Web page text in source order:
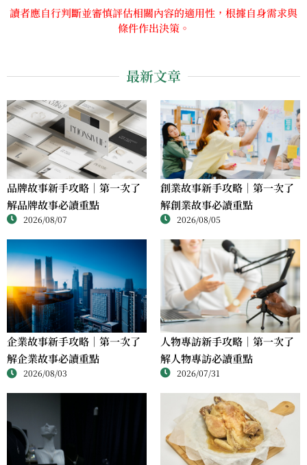
讀者應自行判斷並審慎評估相關內容的適用性，根據自身需求與
條件作出決策。
最新文章
品牌故事新手攻略｜第一次了
解品牌故事必讀重點
2026/08/07
創業故事新手攻略｜第一次了
解創業故事必讀重點
2026/08/05
企業故事新手攻略｜第一次了
解企業故事必讀重點
2026/08/03
人物專訪新手攻略｜第一次了
解人物專訪必讀重點
2026/07/31